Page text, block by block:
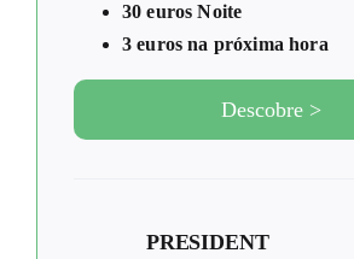
30 euros Noite
3 euros na próxima hora
Descobre >
PRESIDENT